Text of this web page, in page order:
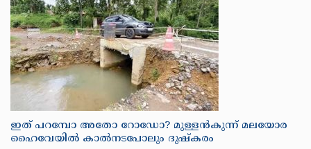
ഇത് പറമ്പോ അതോ റോഡോ? മുള്ളൻകുന്ന് മലയോര
ഹൈവേയിൽ കാൽനടപോലും ദുഷ്‌കരം